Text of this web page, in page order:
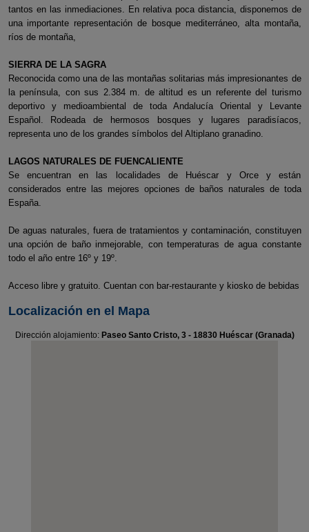
tantos en las inmediaciones. En relativa poca distancia, disponemos de
una importante representación de bosque mediterráneo, alta montaña,
ríos de montaña,
SIERRA DE LA SAGRA
Reconocida como una de las montañas solitarias más impresionantes de
la península, con sus 2.384 m. de altitud es un referente del turismo
deportivo y medioambiental de toda Andalucía Oriental y Levante
Español. Rodeada de hermosos bosques y lugares paradisíacos,
representa uno de los grandes símbolos del Altiplano granadino.
LAGOS NATURALES DE FUENCALIENTE
Se encuentran en las localidades de Huéscar y Orce y están
considerados entre las mejores opciones de baños naturales de toda
España.
De aguas naturales, fuera de tratamientos y contaminación, constituyen
una opción de baño inmejorable, con temperaturas de agua constante
todo el año entre 16º y 19º.
Acceso libre y gratuito. Cuentan con bar-restaurante y kiosko de bebidas
Localización en el Mapa
Dirección alojamiento: Paseo Santo Cristo, 3 - 18830 Huéscar (Granada)